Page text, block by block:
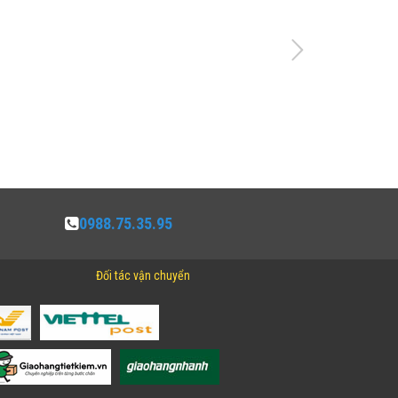
0988.75.35.95
Đối tác vận chuyển